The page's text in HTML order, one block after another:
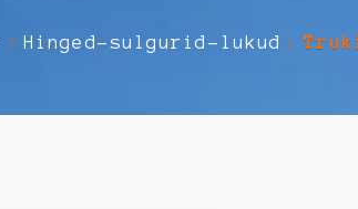
Hinged-sulgurid-lukud